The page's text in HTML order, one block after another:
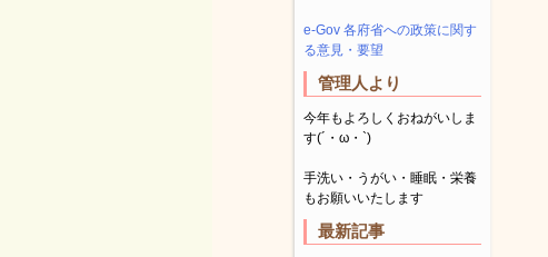
e-Gov 各府省への政策に関す
る意見・要望
管理人より
今年もよろしくおねがいしま
す(´・ω・`)
手洗い・うがい・睡眠・栄養
もお願いいたします
最新記事